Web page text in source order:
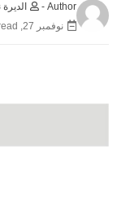
Author -
الديرة
نوفمبر 27, 2025